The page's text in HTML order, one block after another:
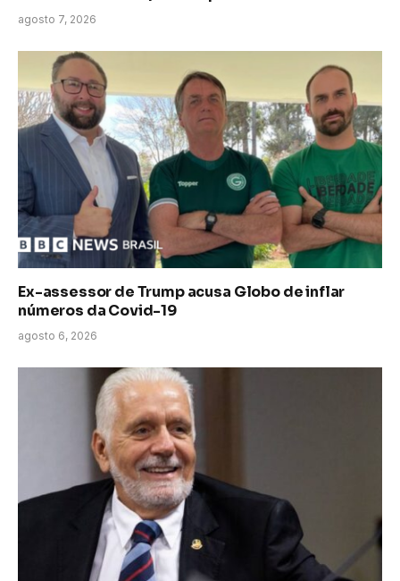
agosto 7, 2026
Ex-assessor de Trump acusa Globo de inflar
números da Covid-19
agosto 6, 2026